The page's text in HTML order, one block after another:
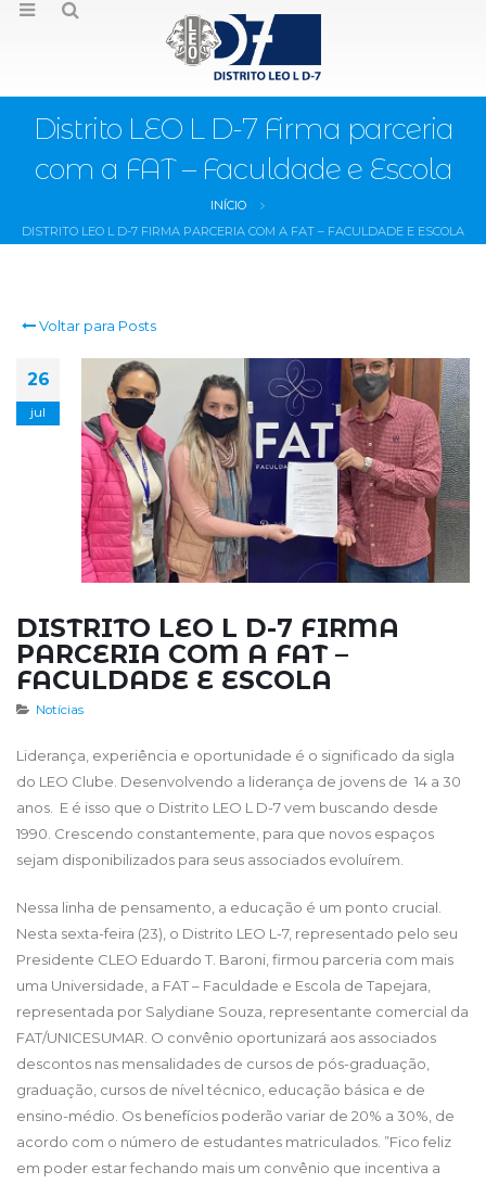
Distrito LEO L D-7 Firma parceria
com a FAT – Faculdade e Escola
INÍCIO
DISTRITO LEO L D-7 FIRMA PARCERIA COM A FAT – FACULDADE E ESCOLA
Voltar para Posts
26
jul
DISTRITO LEO L D-7 FIRMA
PARCERIA COM A FAT –
FACULDADE E ESCOLA
Notícias
Liderança, experiência e oportunidade é o significado da sigla
do LEO Clube. Desenvolvendo a liderança de jovens de 14 a 30
anos. E é isso que o Distrito LEO L D-7 vem buscando desde
1990. Crescendo constantemente, para que novos espaços
sejam disponibilizados para seus associados evoluírem.
Nessa linha de pensamento, a educação é um ponto crucial.
Nesta sexta-feira (23), o Distrito LEO L-7, representado pelo seu
Presidente CLEO Eduardo T. Baroni, firmou parceria com mais
uma Universidade, a FAT – Faculdade e Escola de Tapejara,
representada por Salydiane Souza, representante comercial da
FAT/UNICESUMAR. O convênio oportunizará aos associados
descontos nas mensalidades de cursos de pós-graduação,
graduação, cursos de nível técnico, educação básica e de
ensino-médio. Os benefícios poderão variar de 20% a 30%, de
acordo com o número de estudantes matriculados. ”Fico feliz
em poder estar fechando mais um convênio que incentiva a